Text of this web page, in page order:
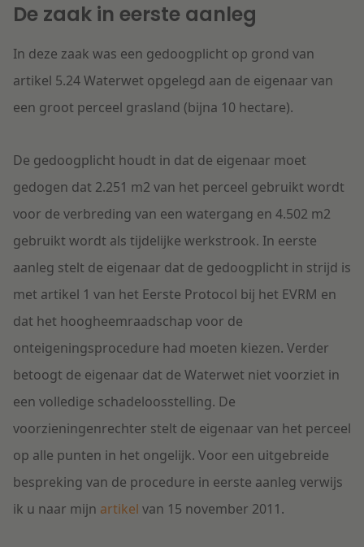
De zaak in eerste aanleg
In deze zaak was een gedoogplicht op grond van
artikel 5.24 Waterwet opgelegd aan de eigenaar van
een groot perceel grasland (bijna 10 hectare).
De gedoogplicht houdt in dat de eigenaar moet
gedogen dat 2.251 m2 van het perceel gebruikt wordt
voor de verbreding van een watergang en 4.502 m2
gebruikt wordt als tijdelijke werkstrook. In eerste
aanleg stelt de eigenaar dat de gedoogplicht in strijd is
met artikel 1 van het Eerste Protocol bij het EVRM en
dat het hoogheemraadschap voor de
onteigeningsprocedure had moeten kiezen. Verder
betoogt de eigenaar dat de Waterwet niet voorziet in
een volledige schadeloosstelling. De
voorzieningenrechter stelt de eigenaar van het perceel
op alle punten in het ongelijk. Voor een uitgebreide
bespreking van de procedure in eerste aanleg verwijs
ik u naar mijn artikel van 15 november 2011.